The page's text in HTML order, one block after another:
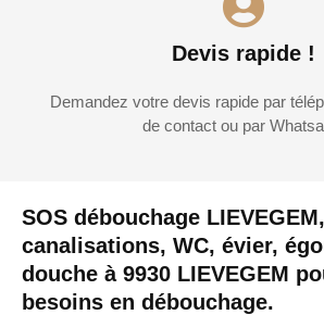
SOS débouchage LIEVEGEM,
canalisations, WC, évier,
douche à 9930 LIEVEGEM
besoins en débouchage.
Devis rapide !
Demandez votre devis rapide par
de contact ou par